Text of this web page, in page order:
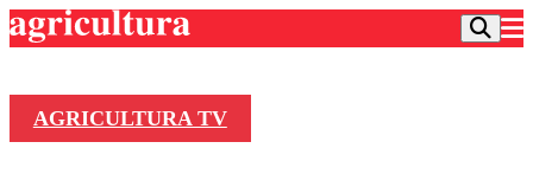
AGRICULTURA TV